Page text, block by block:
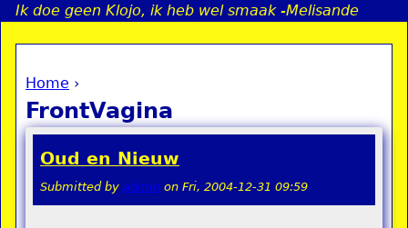
Jump to navigation
Ik doe geen Klojo, ik heb wel smaak -Melisande
You are here
Home ›
FrontVagina
Oud en Nieuw
Submitted by admin on Fri, 2004-12-31 09:59